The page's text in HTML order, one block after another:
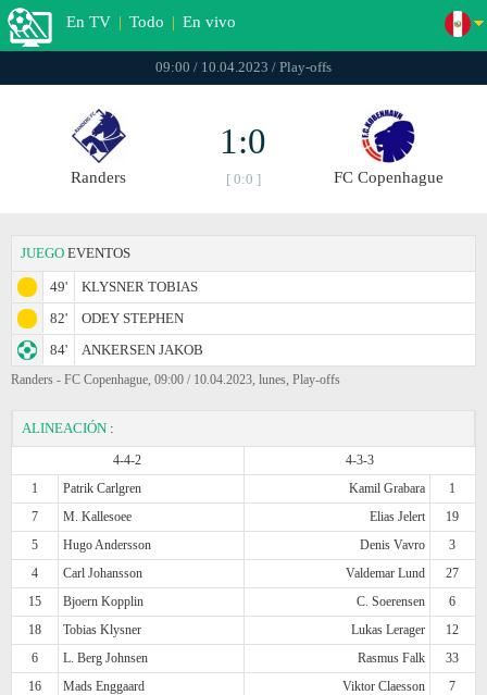
En TV | Todo | En vivo
09:00 / 10.04.2023 / Play-offs
Randers
1:0
[ 0:0 ] FC Copenhague
JUEGO EVENTOS
49'
KLYSNER TOBIAS
82'
ODEY STEPHEN
84'
ANKERSEN JAKOB
Randers - FC Copenhague, 09:00 / 10.04.2023, lunes, Play-offs
ALINEACIÓN :
4-4-2
4-3-3
1
Patrik Carlgren Kamil Grabara
1
7
M. Kallesoee Elias Jelert
19
5
Hugo Andersson Denis Vavro
3
4
Carl Johansson Valdemar Lund
27
15
Bjoern Kopplin C. Soerensen
6
18
Tobias Klysner Lukas Lerager
12
6
L. Berg Johnsen Rasmus Falk
33
16
Mads Enggaard Viktor Claesson
7